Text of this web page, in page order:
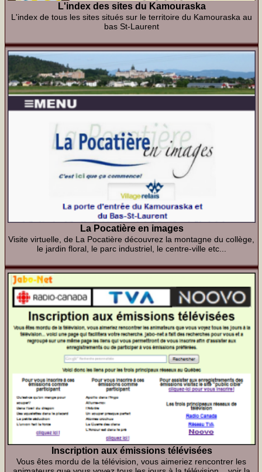
L'index des sites du Kamouraska
L'index de tous les sites situés sur le territoire du Kamouraska au
bas St-Laurent
La Pocatière en images
Visite virtuelle, de La Pocatière découvrez la montagne du collège,
le jardin floral, le parc industriel, le centre-ville etc...
Inscription aux émissions télévisées
Vous êtes mordu de la télévision, vous aimeriez rencontrer les